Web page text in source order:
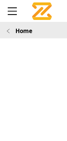
Home